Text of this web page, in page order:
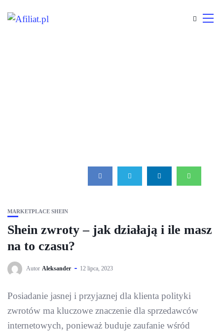
MARKETPLACE SHEIN
Shein zwroty – jak działają i ile masz
na to czasu?
Autor Aleksander 12 lipca, 2023
Posiadanie jasnej i przyjaznej dla klienta polityki
zwrotów ma kluczowe znaczenie dla sprzedawców
internetowych, ponieważ buduje zaufanie wśród